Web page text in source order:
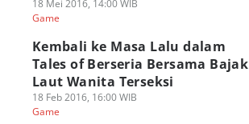
18 Mei 2016, 14:00 WIB
Game
Kembali ke Masa Lalu dalam
Tales of Berseria Bersama Bajak
Laut Wanita Terseksi
18 Feb 2016, 16:00 WIB
Game